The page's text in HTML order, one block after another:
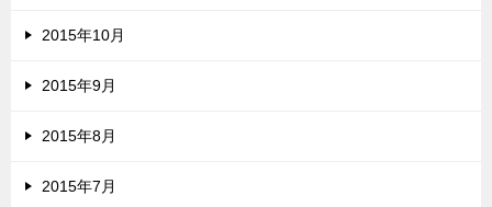
2015年10月
2015年9月
2015年8月
2015年7月